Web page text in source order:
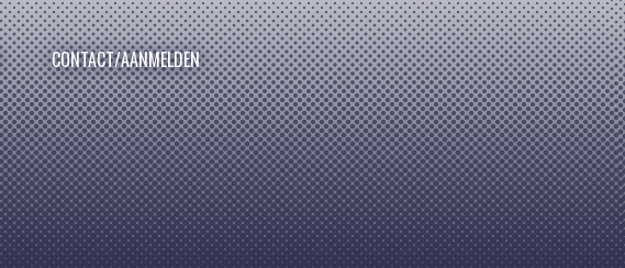
CONTACT/AANMELDEN